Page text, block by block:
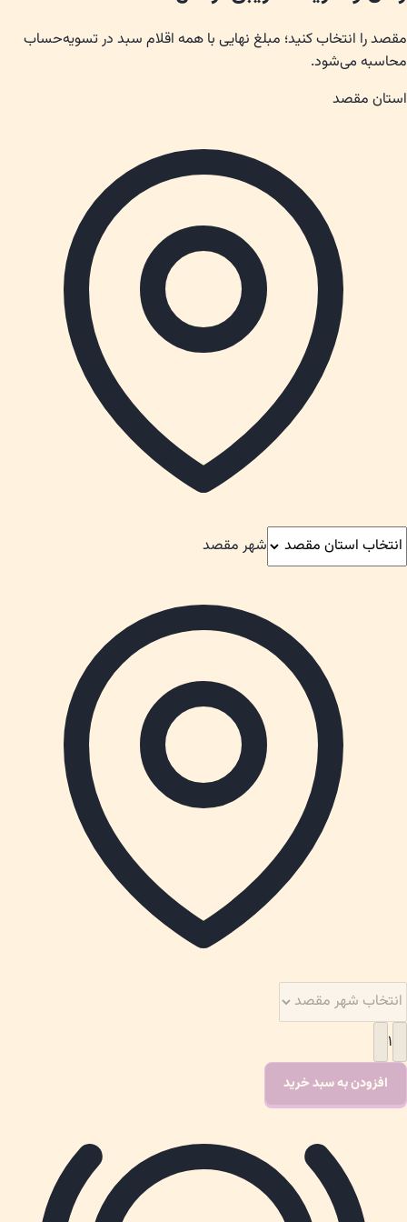
مقصد را انتخاب کنید؛ مبلغ نهایی با همه اقلام سبد در تسویه‌حساب
محاسبه می‌شود.
استان مقصد
شهر مقصد
۱
افزودن به سبد خرید